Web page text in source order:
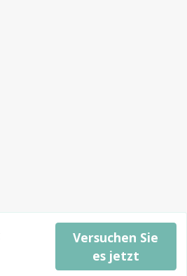
Versuchen Sie
es jetzt